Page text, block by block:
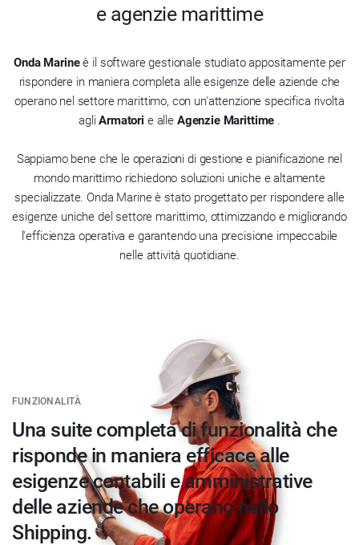
e agenzie marittime
Onda Marineè il software gestionale studiato appositamente per
rispondere in maniera completa alle esigenze delle aziende che
operano nel settore marittimo, con un'attenzione specifica rivolta
agliArmatori e alle Agenzie Marittime .
Sappiamo bene che le operazioni di gestione e pianificazione nel
mondo marittimo richiedono soluzioni uniche e altamente
specializzate. Onda Marine è stato progettato per rispondere alle
esigenze uniche del settore marittimo, ottimizzando e migliorando
l'efficienza operativa e garantendo una precisione impeccabile
nelle attività quotidiane.
FUNZIONALITÀ
Una suite completa di funzionalità che
risponde in maniera efficace alle
esigenze contabili e amministrative
delle aziende che operano nello
Shipping.